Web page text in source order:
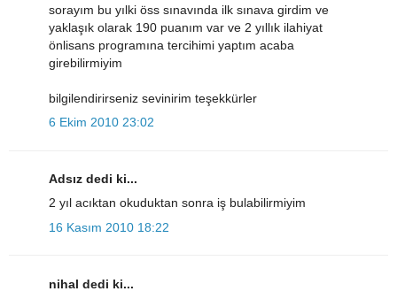
sorayım bu yılki öss sınavında ilk sınava girdim ve
yaklaşık olarak 190 puanım var ve 2 yıllık ilahiyat
önlisans programına tercihimi yaptım acaba
girebilirmiyim
bilgilendirirseniz sevinirim teşekkürler
6 Ekim 2010 23:02
Adsız dedi ki...
2 yıl acıktan okuduktan sonra iş bulabilirmiyim
16 Kasım 2010 18:22
nihal dedi ki...